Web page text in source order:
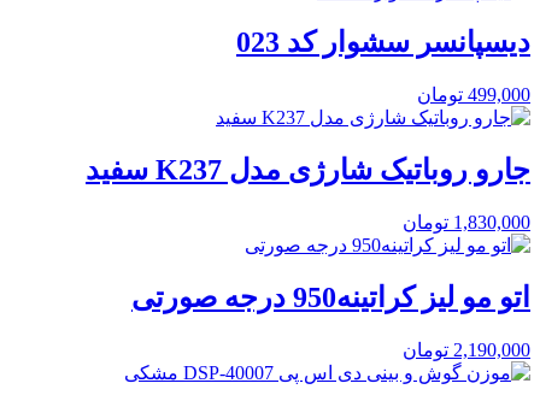
دیسپانسر سشوار کد 023
499,000 تومان
جارو روباتیک شارژی مدل K237 سفید
1,830,000 تومان
اتو مو لیز کراتینه950 درجه صورتی
2,190,000 تومان